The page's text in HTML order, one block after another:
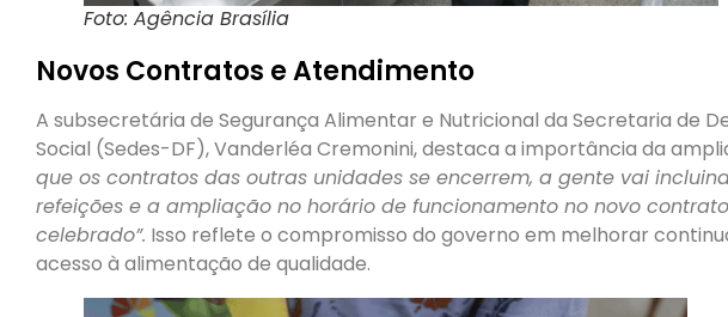
Foto: Agência Brasília
Novos Contratos e Atendimento
A subsecretária de Segurança Alimentar e Nutricional da Secretaria de
Social (Sedes-DF), Vanderléa Cremonini, destaca a importância da
que os contratos das outras unidades se encerrem, a gente vai
refeições e a ampliação no horário de funcionamento no novo
celebrado”. Isso reflete o compromisso do governo em melhorar
acesso à alimentação de qualidade.